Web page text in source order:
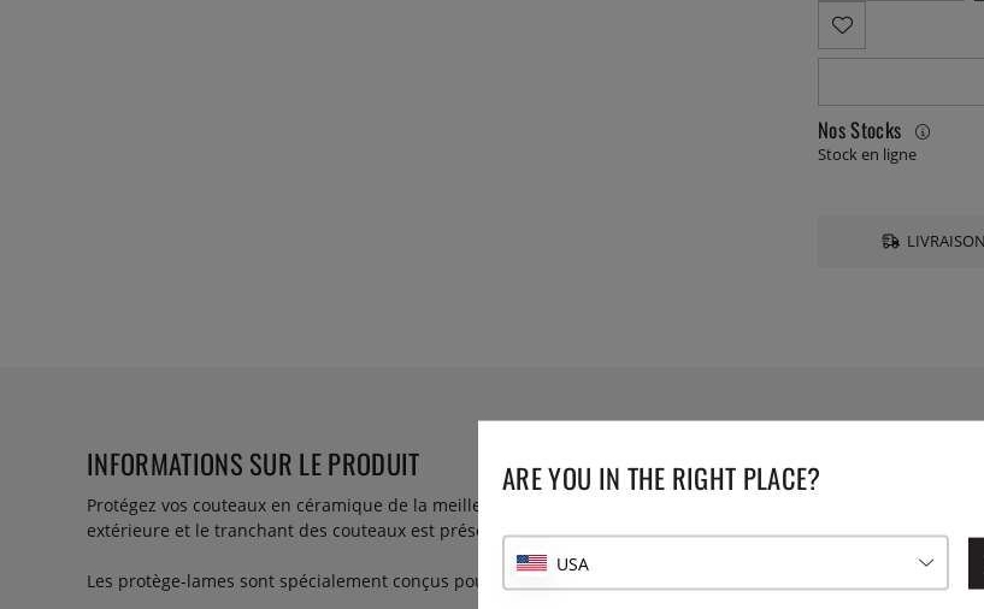
Nos Stocks
Stock en ligne
INFORMATIONS SUR LE PRODUIT
Protégez vos couteaux en céramique de la meilleure façon possible ! Un protège-lame est la meilleure façon
extérieure et le tranchant des couteaux est préservé.
Les protège-lames sont spécialement conçus pour s'adapter aux couteaux Kyocera de chaque taille.
ARE YOU IN THE RIGHT PLACE?
USA